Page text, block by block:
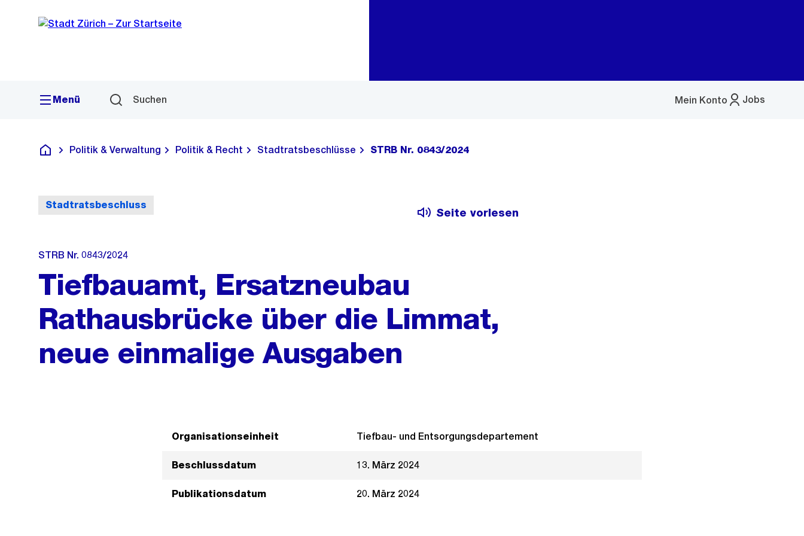
Navigation
Sprunglink
Menü Suchen Jobs
Mein Konto
Menü
Deutsch
Politik & Verwaltung Politik & Recht Stadtratsbeschlüsse STRB Nr. 0843/2024
Stadtratsbeschluss
Seite vorlesen
STRB Nr. 0843/2024
Tiefbauamt, Ersatzneubau
Rathausbrücke über die Limmat,
neue einmalige Ausgaben
Organisationseinheit Tiefbau- und Entsorgungsdepartement
Beschlussdatum 13. März 2024
Publikationsdatum 20. März 2024